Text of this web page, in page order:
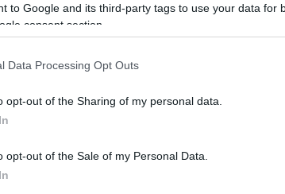
to Google and its third-party tags to use your data for
consent section.
Data Processing Opt Outs
opt-out of the Sharing of my personal data.
opt-out of the Sale of my Personal Data.
οι κύκλοι κινούνται; Η viral